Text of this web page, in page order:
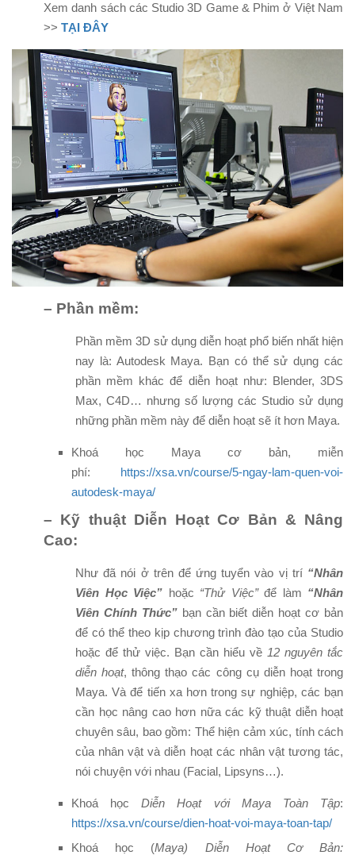
Xem danh sách các Studio 3D Game & Phim ở Việt Nam
>> TẠI ĐÂY
– Phần mềm:
Phần mềm 3D sử dụng diễn hoạt phổ biến nhất hiện
nay là: Autodesk Maya. Bạn có thể sử dụng các
phần mềm khác để diễn hoạt như: Blender, 3DS
Max, C4D… nhưng số lượng các Studio sử dụng
những phần mềm này để diễn hoạt sẽ ít hơn Maya.
Khoá học Maya cơ bản, miễn
phí: https://xsa.vn/course/5-ngay-lam-quen-voi-
autodesk-maya/
– Kỹ thuật Diễn Hoạt Cơ Bản & Nâng
Cao:
Như đã nói ở trên để ứng tuyển vào vị trí “Nhân
Viên Học Việc” hoặc “Thử Việc”để làm “Nhân
Viên Chính Thức” bạn cần biết diễn hoạt cơ bản
để có thể theo kịp chương trình đào tạo của Studio
hoặc để thử việc. Bạn cần hiểu về 12 nguyên tắc
diễn hoạt, thông thạo các công cụ diễn hoạt trong
Maya. Và để tiến xa hơn trong sự nghiệp, các bạn
cần học nâng cao hơn nữa các kỹ thuật diễn hoạt
chuyên sâu, bao gồm: Thể hiện cảm xúc, tính cách
của nhân vật và diễn hoạt các nhân vật tương tác,
nói chuyện với nhau (Facial, Lipsyns…).
Khoá họcDiễn Hoạt với Maya Toàn Tập:
https://xsa.vn/course/dien-hoat-voi-maya-toan-tap/
Khoá học (Maya) Diễn Hoạt Cơ Bản: